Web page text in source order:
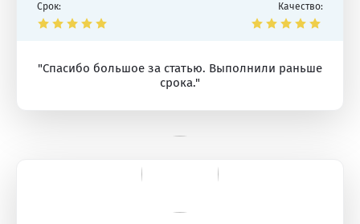
Срок: Качество:
"Спасибо большое за статью. Выполнили раньше
срока."